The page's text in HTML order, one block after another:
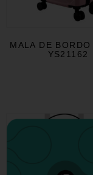
MALA DE BORDO
YS21162